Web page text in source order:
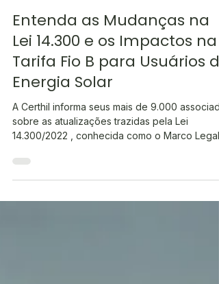
25 de set. de 2025
Entenda as Mudanças na
Lei 14.300 e os Impactos na
Tarifa Fio B para Usuários de
Energia Solar
A Certhil informa seus mais de 9.000
da...